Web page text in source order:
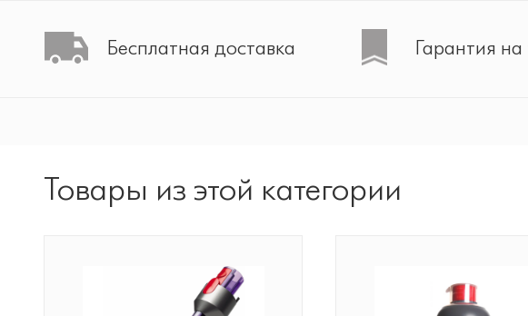
Бесплатная доставка Гарантия на
Товары из этой категории